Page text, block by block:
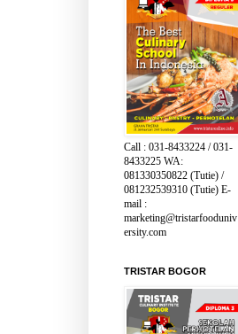
Call : 031-8433224 / 031-
8433225 WA:
081330350822 (Tutie) /
081232539310 (Tutie) E-
mail :
marketing@tristarfooduniv
ersity.com
TRISTAR BOGOR